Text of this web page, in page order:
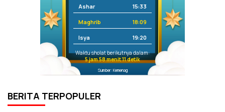
Ashar 15:33
Maghrib 18:09
Isya 19:20
Waktu sholat berikutnya dalam:
5 jam 58 menit 10 detik
Sumber: Kemenag
BERITA TERPOPULER